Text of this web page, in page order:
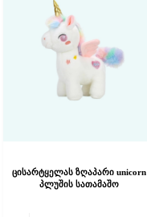
ცისარტყელას ზღაპარი unicorn
პლუშის სათამაშო